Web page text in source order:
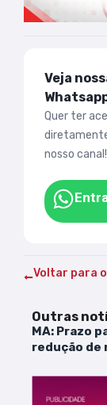
Veja
Quer ter
nosso canal!
Voltar para
Outras
MA: Prazo
redução de
(31)